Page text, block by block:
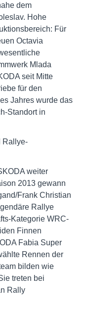
dem
Hohe
Für
Octavia
Mlada
seit Mitte
für den
Jahres wurde das
Standort in
Rallye-
weiter
2013 gewann
Frank Christian
Rallye
Kategorie WRC-
Finnen
Fabia Super
Rennen der
bilden wie
treten bei
Rally